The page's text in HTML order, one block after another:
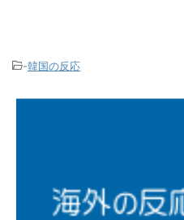
-韓国の反応